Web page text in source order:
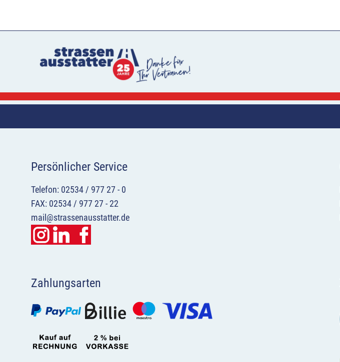
Persönlicher Service
Telefon: 02534 / 977 27 - 0
FAX: 02534 / 977 27 - 22
mail@strassenausstatter.de
Zahlungsarten